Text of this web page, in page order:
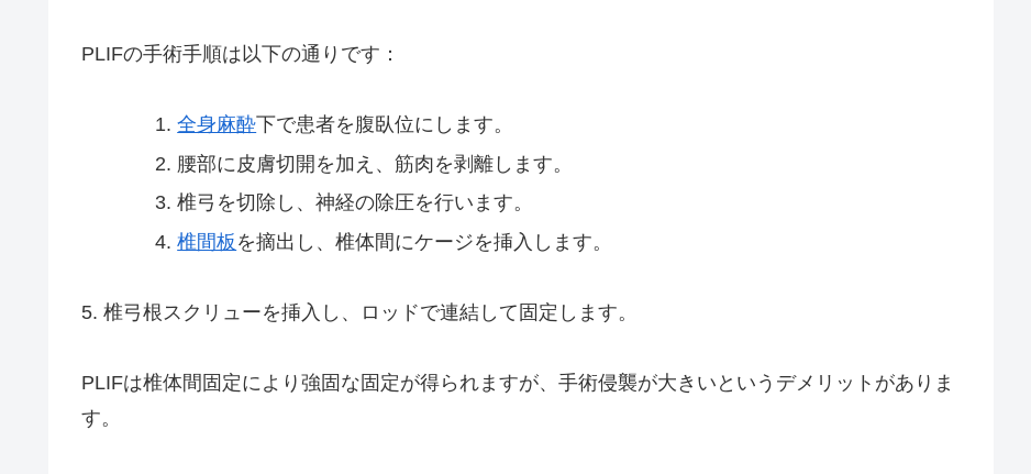
PLIFの手術手順は以下の通りです：
全身麻酔下で患者を腹臥位にします。
腰部に皮膚切開を加え、筋肉を剥離します。
椎弓を切除し、神経の除圧を行います。
椎間板 を摘出し、椎体間にケージを挿入します。
5. 椎弓根スクリューを挿入し、ロッドで連結して固定します。
PLIFは椎体間固定により強固な固定が得られますが、手術侵襲が大きいというデメリットがありま
す。